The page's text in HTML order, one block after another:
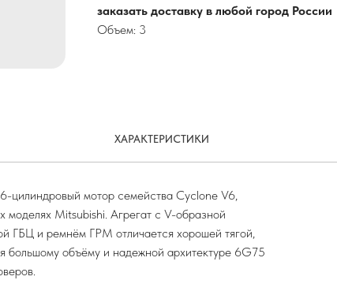
заказать доставку в любой город России
Объем: 3
ХАРАКТЕРИСТИКИ
цилиндровый мотор семейства Cyclone V6,
Mitsubishi. Агрегат с V-образной
ГБЦ и ремнём ГРМ отличается хорошей тягой,
большому объёму и надежной архитектуре 6G75